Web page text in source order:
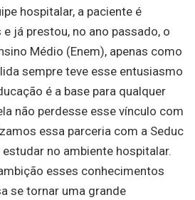
hospitalar, a paciente é
já prestou, no ano passado, o
Médio (Enem), apenas como
sempre teve esse entusiasmo
é a base para qualquer
não perdesse esse vínculo com
essa parceria com a Seduc
no ambiente hospitalar.
esses conhecimentos
se tornar uma grande